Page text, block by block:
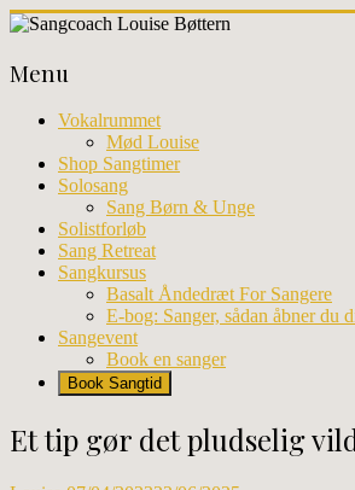
Skip
content
Louise
Bøttern
Professionel
sangundervisning
workhops
København
Menu
Vokalrummet
Mød Louise
Shop Sangtimer
Solosang
Sang Børn & Unge
Solistforløb
Sang Retreat
Sangkursus
Basalt Åndedræt For Sangere
E-bog: Sanger, sådan åbner du
Sangevent
Book en sanger
Book Sangtid
Et tip gør det pludselig